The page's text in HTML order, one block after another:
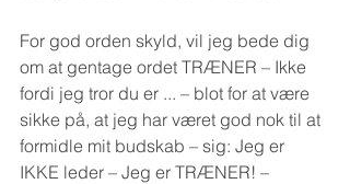
For god orden skyld, vil jeg bede dig
om at gentage ordet TRÆNER – Ikke
fordi jeg tror du er ... – blot for at være
sikke på, at jeg har været god nok til at
formidle mit budskab – sig: Jeg er
IKKE leder – Jeg er TRÆNER! –